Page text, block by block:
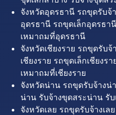
จังหวัดอุดรธานี รถขุดรับจ้
อุดรธานี รถขุดเล็กอุดรธา
เหมาถมที่อุดรธานี
จังหวัดเชียงราย รถขุดรับจ้
เชียงราย รถขุดเล็กเชียงร
เหมาถมที่เชียงราย
จังหวัดน่าน รถขุดรับจ้างน่
น่าน รับจ้างขุดสระน่าน รั
จังหวัดเลย รถขุดรับจ้างเล